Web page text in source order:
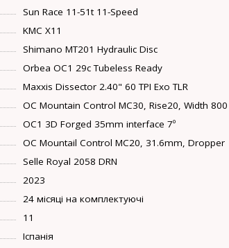
Sun Race 11-51t 11-Speed
KMC X11
Shimano MT201 Hydraulic Disc
Orbea OC1 29c Tubeless Ready
Maxxis Dissector 2.40" 60 TPI Exo TLR
OC Mountain Control MC30, Rise20, Width 800
OC1 3D Forged 35mm interface 7º
OC Mountail Control MC20, 31.6mm, Dropper
Selle Royal 2058 DRN
2023
24 місяці на комплектуючі
11
Іспанія